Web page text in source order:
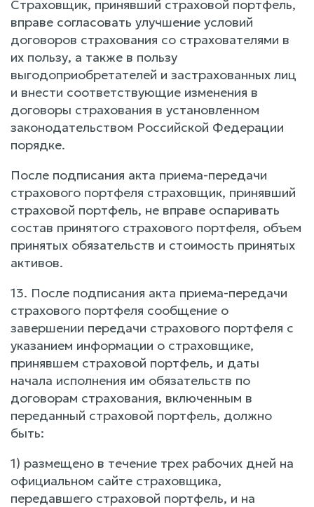
Страховщик, принявший страховой портфель,
вправе согласовать улучшение условий
договоров страхования со страхователями в
их пользу, а также в пользу
выгодоприобретателей и застрахованных лиц
и внести соответствующие изменения в
договоры страхования в установленном
законодательством Российской Федерации
порядке.
После подписания акта приема-передачи
страхового портфеля страховщик, принявший
страховой портфель, не вправе оспаривать
состав принятого страхового портфеля, объем
принятых обязательств и стоимость принятых
активов.
13. После подписания акта приема-передачи
страхового портфеля сообщение о
завершении передачи страхового портфеля с
указанием информации о страховщике,
принявшем страховой портфель, и даты
начала исполнения им обязательств по
договорам страхования, включенным в
переданный страховой портфель, должно
быть:
1) размещено в течение трех рабочих дней на
официальном сайте страховщика,
передавшего страховой портфель, и на